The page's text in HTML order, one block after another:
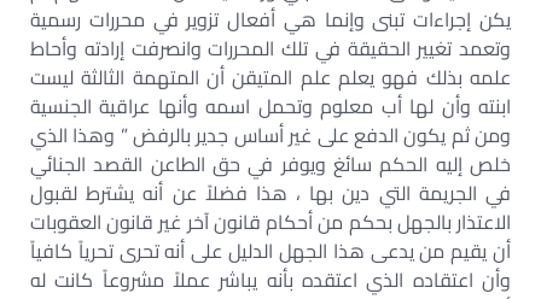
يكن إجراءات تبنى وإنما هي أفعال تزوير في محررات رسمية
وتعمد تغيير الحقيقة في تلك المحررات وانصرفت إرادته وأحاط
علمه بذلك فهو يعلم علم المتيقن أن المتهمة الثالثة ليست
ابنته وأن لها أب معلوم وتحمل اسمه وأنها عراقية الجنسية
ومن ثم يكون الدفع على غير أساس جدير بالرفض ” وهذا الذي
خلص إليه الحكم سائغ ويوفر في حق الطاعن القصد الجنائي
في الجريمة التي دين بها ، هذا فضلاً عن أنه يشترط لقبول
الاعتذار بالجهل بحكم من أحكام قانون آخر غير قانون العقوبات
أن يقيم من يدعى هذا الجهل الدليل على أنه تحرى تحرياً كافياً
وأن اعتقاده الذي اعتقده بأنه يباشر عملاً مشروعاً كانت له